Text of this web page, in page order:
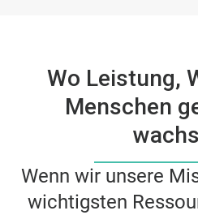
Wo Leistung,
Menschen
Wenn wir unsere
wichtigsten